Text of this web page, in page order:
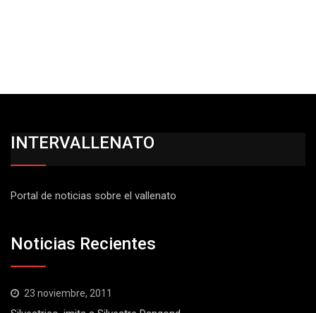
INTERVALLENATO
Portal de noticias sobre el vallenato
Noticias Recientes
23 noviembre, 2011